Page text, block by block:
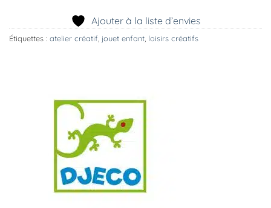
Ajouter à la liste d’envies
Étiquettes : atelier créatif jouet enfant loisirs créatifs